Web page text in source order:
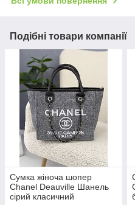
Подібні товари компанії
Сумка жіноча шопер
Chanel Deauville Шанель
сірий класичний